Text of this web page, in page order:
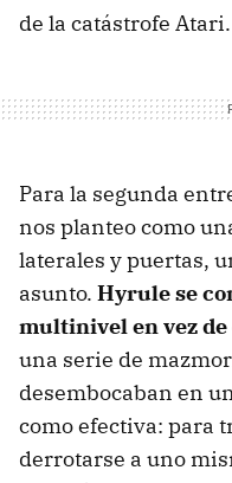
de la catástrofe Atari.
Para la segunda
nos planteo como
laterales y puertas,
asunto. Hyrule se
multinivel en vez
una serie de
desembocaban en
como efectiva: para
derrotarse a uno